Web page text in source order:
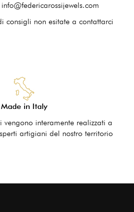
consigli non esitate a contattarci
Made in Italy
vengono interamente realizzati a
artigiani del nostro territorio